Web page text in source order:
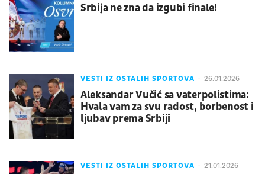
Srbija ne zna da izgubi finale!
VESTI IZ OSTALIH SPORTOVA 26.01.2026
Aleksandar Vučić sa vaterpolistima:
Hvala vam za svu radost, borbenost i
ljubav prema Srbiji
VESTI IZ OSTALIH SPORTOVA 21.01.2026